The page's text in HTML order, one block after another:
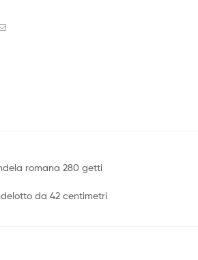
Email
romana 280 getti
da 42 centimetri